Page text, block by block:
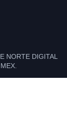
NORTE DIGITAL